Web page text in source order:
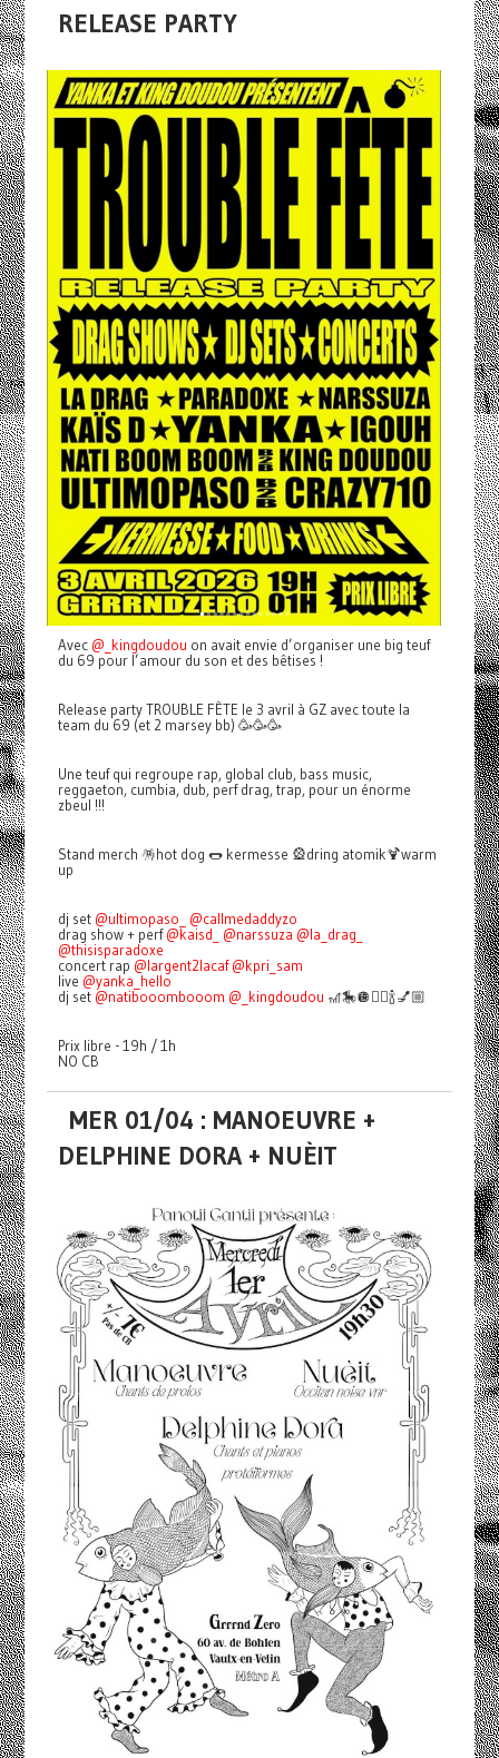
RELEASE PARTY
Avec @_kingdoudou on avait envie d’organiser une big teuf
du 69 pour l’amour du son et des bêtises !
Release party TROUBLE FÊTE le 3 avril à GZ avec toute la
team du 69 (et 2 marsey bb) 🥳🥳🥳
Une teuf qui regroupe rap, global club, bass music,
reggaeton, cumbia, dub, perf drag, trap, pour un énorme
zbeul !!!
Stand merch 🪅hot dog 🌭 kermesse 🎡dring atomik🍹warm
up
dj set @ultimopaso_
@callmedaddyzo
drag show + perf@kaisd_ @narssuza @la_drag_
@thisisparadoxe
concert rap @largent2lacaf @kpri_sam
live @yanka_hello
dj set @natibooombooom @_kingdoudou 🎢🎠🪩👯‍♀️🍾💅🏼
Prix libre - 19h / 1h
NO CB
MER 01/04 : MANOEUVRE +
DELPHINE DORA + NUÈIT